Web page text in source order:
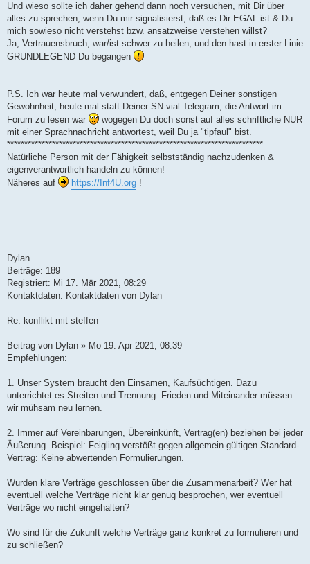
Und wieso sollte ich daher gehend dann noch versuchen, mit Dir über
alles zu sprechen, wenn Du mir signalisierst, daß es Dir EGAL ist & Du
mich sowieso nicht verstehst bzw. ansatzweise verstehen willst?
Ja, Vertrauensbruch, war/ist schwer zu heilen, und den hast in erster Linie
GRUNDLEGEND Du begangen
P.S. Ich war heute mal verwundert, daß, entgegen Deiner sonstigen
Gewohnheit, heute mal statt Deiner SN vial Telegram, die Antwort im
Forum zu lesen war
wogegen Du doch sonst auf alles schriftliche NUR
mit einer Sprachnachricht antwortest, weil Du ja "tipfaul" bist.
**************************************************************************
Natürliche Person mit der Fähigkeit selbstständig nachzudenken &
eigenverantwortlich handeln zu können!
Näheres auf
https://Inf4U.org !
Dylan
Beiträge: 189
Registriert: Mi 17. Mär 2021, 08:29
Kontaktdaten: Kontaktdaten von Dylan
Re: konflikt mit steffen
Beitrag von Dylan » Mo 19. Apr 2021, 08:39
Empfehlungen:
1. Unser System braucht den Einsamen, Kaufsüchtigen. Dazu
unterrichtet es Streiten und Trennung. Frieden und Miteinander müssen
wir mühsam neu lernen.
2. Immer auf Vereinbarungen, Übereinkünft, Vertrag(en) beziehen bei jeder
Äußerung. Beispiel: Feigling verstößt gegen allgemein-gültigen Standard-
Vertrag: Keine abwertenden Formulierungen.
Wurden klare Verträge geschlossen über die Zusammenarbeit? Wer hat
eventuell welche Verträge nicht klar genug besprochen, wer eventuell
Verträge wo nicht eingehalten?
Wo sind für die Zukunft welche Verträge ganz konkret zu formulieren und
zu schließen?